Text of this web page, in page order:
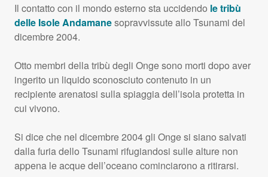
Il contatto con il mondo esterno sta uccidendo le tribù
delle Isole Andamanesopravvissute allo Tsunami del
dicembre 2004.
Otto membri della tribù degli Onge sono morti dopo aver
ingerito un liquido sconosciuto contenuto in un
recipiente arenatosi sulla spiaggia dell’isola protetta in
cui vivono.
Si dice che nel dicembre 2004 gli Onge si siano salvati
dalla furia dello Tsunami rifugiandosi sulle alture non
appena le acque dell’oceano cominciarono a ritirarsi.